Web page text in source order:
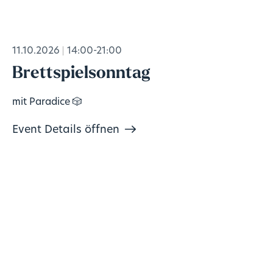
11.10.2026 14:00-21:00
Brettspielsonntag
mit Paradice 🎲
Event Details öffnen